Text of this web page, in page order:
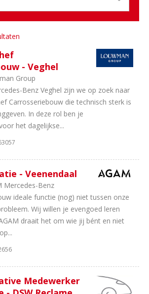
- Veghel
Group
Benz Veghel zijn we op zoek naar
Carrosseriebouw die technisch sterk is
In deze rol ben je
het dagelijkse...
- Veenendaal
Mercedes-Benz
ideale functie (nog) niet tussen onze
Wij willen je evengoed leren
draait het om wie jij bént en niet
Medewerker